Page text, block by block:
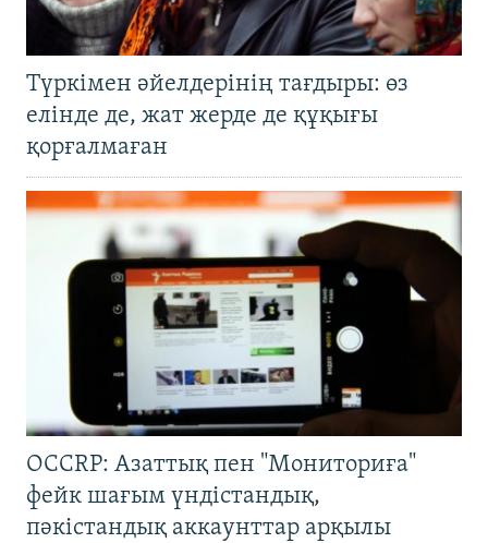
Түркімен әйелдерінің тағдыры: өз
елінде де, жат жерде де құқығы
қорғалмаған
OCCRP: Азаттық пен "Мониториға"
фейк шағым үндістандық,
пәкістандық аккаунттар арқылы